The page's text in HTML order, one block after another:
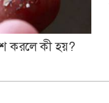
করলে কী হয়?